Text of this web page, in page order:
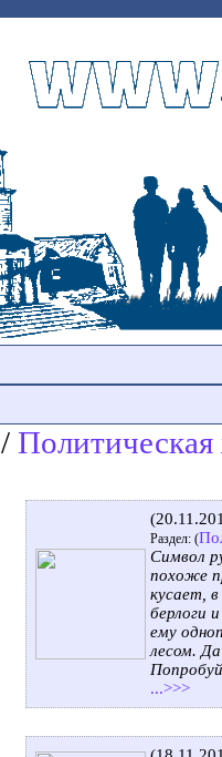
/
Раздел: (
Символ
похоже
кусает,
берлоги
ему
лесом.
...>>>